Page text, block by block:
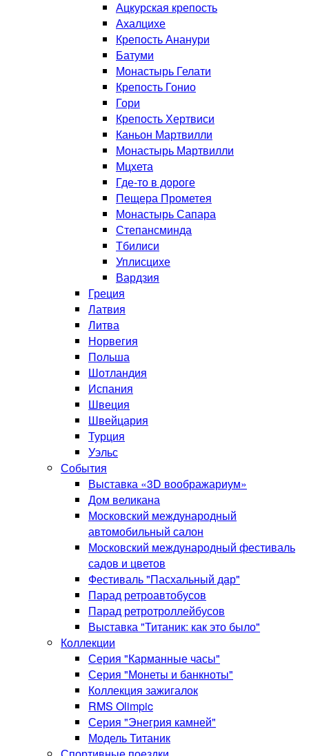
Ацкурская крепость
Ахалцихе
Крепость Ананури
Батуми
Монастырь Гелати
Крепость Гонио
Гори
Крепость Хертвиси
Каньон Мартвилли
Монастырь Мартвилли
Мцхета
Где-то в дороге
Пещера Прометея
Монастырь Сапара
Степансминда
Тбилиси
Уплисцихе
Вардзия
Греция
Латвия
Литва
Норвегия
Польша
Шотландия
Испания
Швеция
Швейцария
Турция
Уэльс
События
Выставка «3D воображариум»
Дом великана
Московский международный
автомобильный салон
Московский международный фестиваль
садов и цветов
Фестиваль "Пасхальный дар"
Парад ретроавтобусов
Парад ретротроллейбусов
Выставка "Титаник: как это было"
Коллекции
Серия "Карманные часы"
Серия "Монеты и банкноты"
Коллекция зажигалок
RMS Olimpic
Серия "Энегрия камней"
Модель Титаник